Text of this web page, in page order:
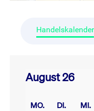
Handelskalender
August 26
MO. DI. MI.